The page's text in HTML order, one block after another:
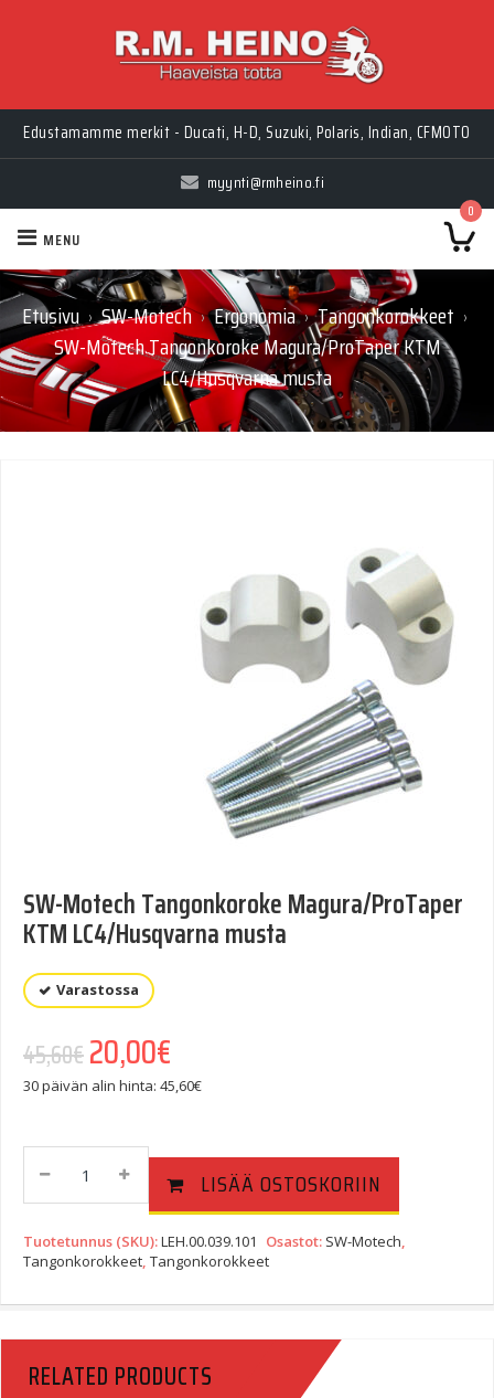
Edustamamme merkit - Ducati, H-D, Suzuki, Polaris, Indian, CFMOTO
myynti@rmheino.fi
0
MENU
Etusivu › SW-Motech › Ergonomia › Tangonkorokkeet ›
SW-Motech Tangonkoroke Magura/ProTaper KTM
LC4/Husqvarna musta
SW-Motech Tangonkoroke Magura/ProTaper
KTM LC4/Husqvarna musta
Varastossa
45,60€Alkuperäinen hinta oli: 45,60€.
20,00€
30 päivän alin hinta: 45,60€
Magura/ProTaper
KTM
Musta
LISÄÄ OSTOSKORIIN
Tuotetunnus (SKU):LEH.00.039.101 Osastot: SW-Motech,
Tangonkorokkeet, Tangonkorokkeet
RELATED PRODUCTS